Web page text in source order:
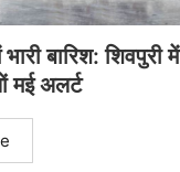
बारिश: शिवपुरी
मई अलर्ट